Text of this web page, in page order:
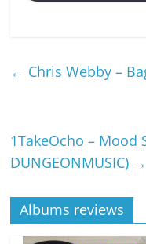
← Chris Webby –
1TakeOcho – Mood
DUNGEONMUSIC) →
Albums reviews